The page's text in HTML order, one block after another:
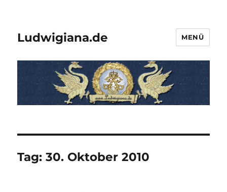
Ludwigiana.de MENÜ
Tag:30. Oktober 2010